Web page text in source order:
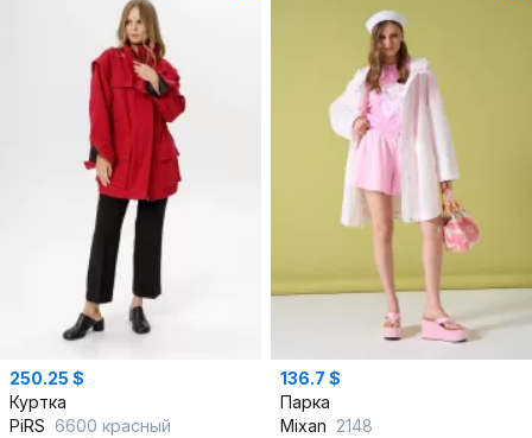
250.25 $
Куртка
PiRS 6600 красный
136.7 $
Парка
Mixan 2148